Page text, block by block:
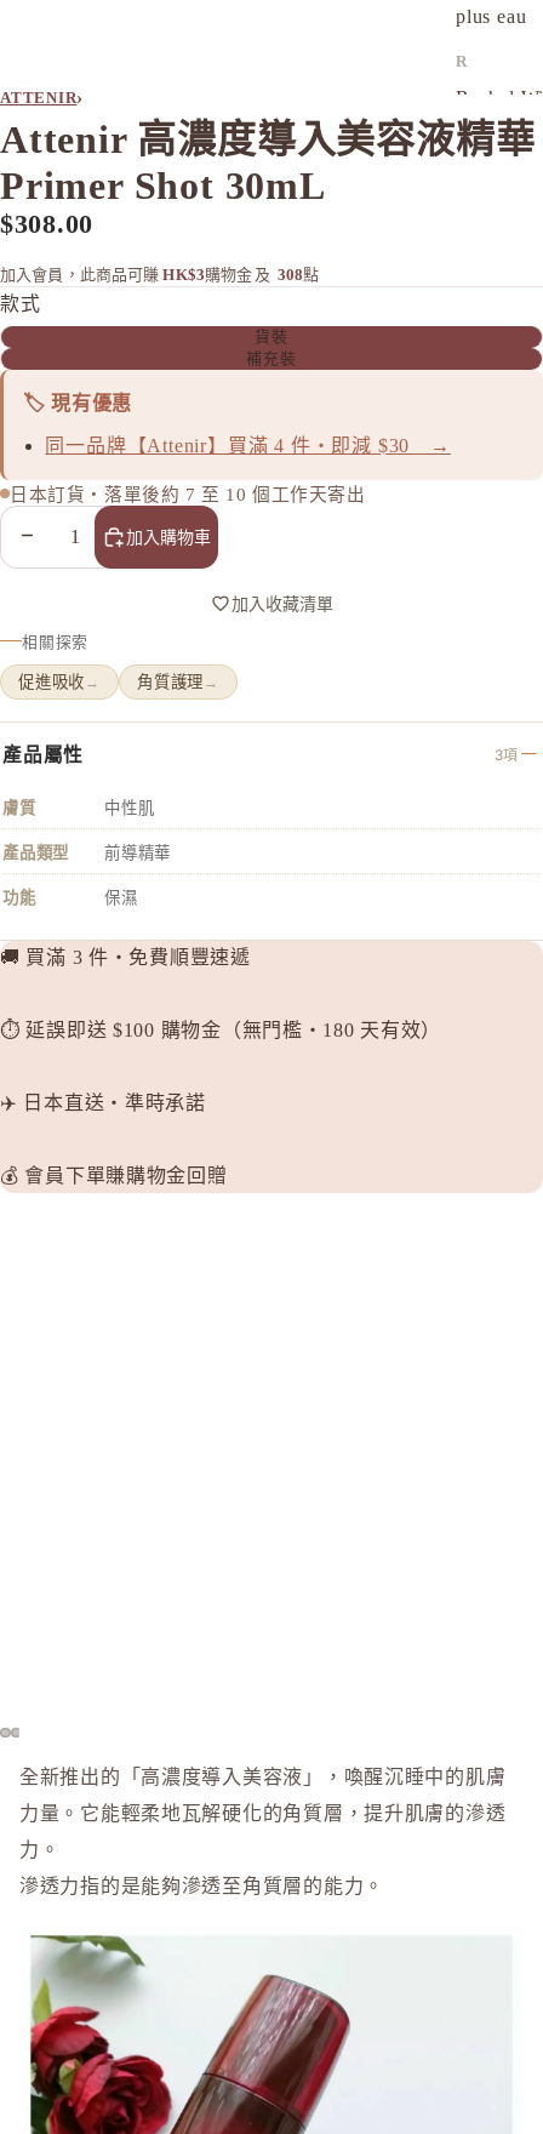
plus eau
R
Rachel
Refa
SKIO by
ATTENIR›
Attenir 高濃度導入美容液精華
Primer Shot 30mL
$308.00
加入會員，此商品可賺 HK$3購物金 及 308點
款式
貨裝
補充裝
🏷️ 現有優惠
同一品牌【Attenir】買滿 4 件・即減 $30 →
日本訂貨・落單後約 7 至 10 個工作天寄出
減少數量 增加數量
加入購物車
加入收藏清單
相關探索
促進吸收 → 角質護理 →
產品屬性 3項
膚質 中性肌
產品類型 前導精華
功能 保濕
🚚 買滿 3 件・免費順豐速遞
⏱️ 延誤即送 $100 購物金（無門檻・180 天有效）
✈️ 日本直送・準時承諾
💰 會員下單賺購物金回贈
全新推出的「高濃度導入美容液」，喚醒沉睡中的肌膚
力量。它能輕柔地瓦解硬化的角質層，提升肌膚的滲透
力。
滲透力指的是能夠滲透至角質層的能力。